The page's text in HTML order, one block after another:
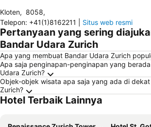
Kloten, 8058,
Telepon: +41(1)8162211 Situs web resmi
Pertanyaan yang sering
Bandar Udara Zurich
Apa yang membuat Bandar Udara Zurich
Apa saja penginapan-penginapan yang
Udara Zurich?
Objek-objek wisata apa saja yang ada di
Zurich?
Hotel Terbaik Lainnya